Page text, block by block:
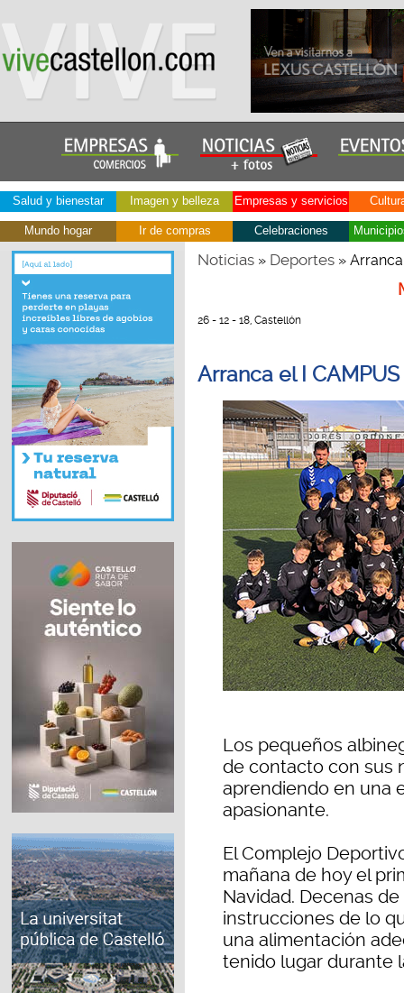
Salud y bienestar Imagen y belleza Empresas y servicios
Mundo hogar Ir de compras Celebraciones
Noticias» Deportes» Arranca
26 - 12 - 18, Castellón
Arranca el I
Los pequeños
de contacto con sus
aprendiendo en una
apasionante.
El Complejo
mañana de hoy el
Navidad. Decenas
instrucciones de lo
una alimentación
tenido lugar durante